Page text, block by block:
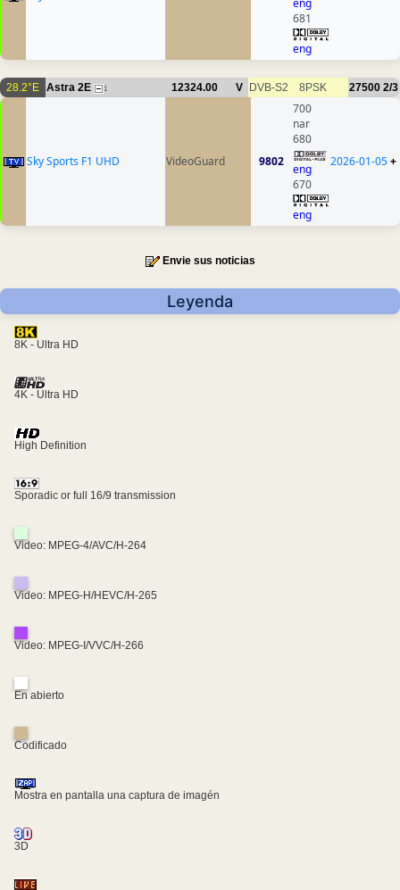
eng
681
eng
28.2°E Astra 2E 1 12324.00 V DVB-S2 8PSK 27500 2/3
Sky Sports F1 UHD VideoGuard 9802
700
nar
680
eng
670
eng
2026-01-05+
Envie sus noticias
Leyenda
8K - Ultra HD
4K - Ultra HD
High Definition
Sporadic or full 16/9 transmission
Video: MPEG-4/AVC/H-264
Video: MPEG-H/HEVC/H-265
Video: MPEG-I/VVC/H-266
En abierto
Codificado
Mostra en pantalla una captura de imagén
3D